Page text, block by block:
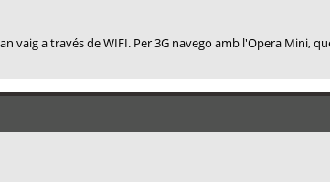
a través de WIFI. Per 3G navego amb l'Opera Mini,